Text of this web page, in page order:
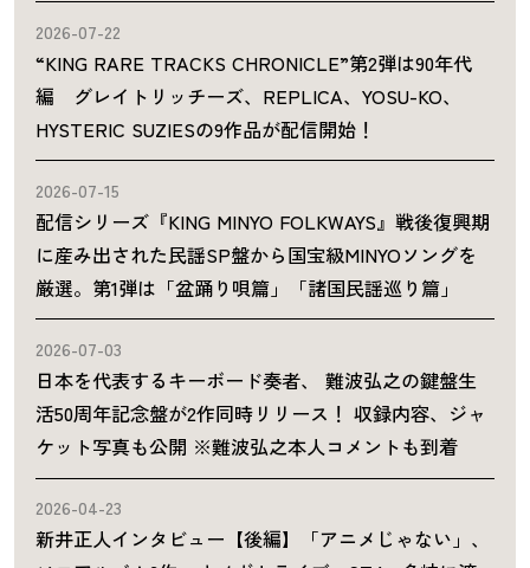
2026-07-22
“KING RARE TRACKS CHRONICLE”第2弾は90年代
編 グレイトリッチーズ、REPLICA、YOSU-KO、
HYSTERIC SUZIESの9作品が配信開始！
2026-07-15
配信シリーズ『KING MINYO FOLKWAYS』戦後復興期
に産み出された民謡SP盤から国宝級MINYOソングを
厳選。第1弾は「盆踊り唄篇」「諸国民謡巡り篇」
2026-07-03
日本を代表するキーボード奏者、 難波弘之の鍵盤生
活50周年記念盤が2作同時リリース！ 収録内容、ジャ
ケット写真も公開 ※難波弘之本人コメントも到着
2026-04-23
新井正人インタビュー【後編】「アニメじゃない」、